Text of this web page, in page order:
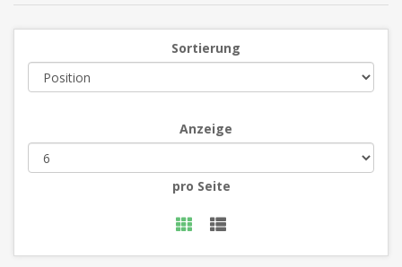
Sortierung
Anzeige
pro Seite